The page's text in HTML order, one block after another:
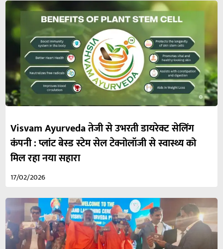
Visvam Ayurveda तेजी से उभरती डायरेक्ट सेलिंग
कंपनी : प्लांट बेस्ड स्टेम सेल टेक्नोलॉजी से स्वास्थ्य को
मिल रहा नया सहारा
17/02/2026